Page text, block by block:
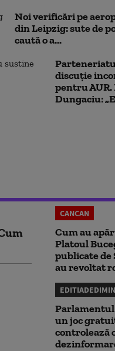
Noi verificări pe
din Leipzig: sute de
caută o a...
discuție
pentru AUR.
Dungaciu:
CANCAN
Cum au
Platoul
publicate de
au revoltat
Parlamentul
un joc
controlează